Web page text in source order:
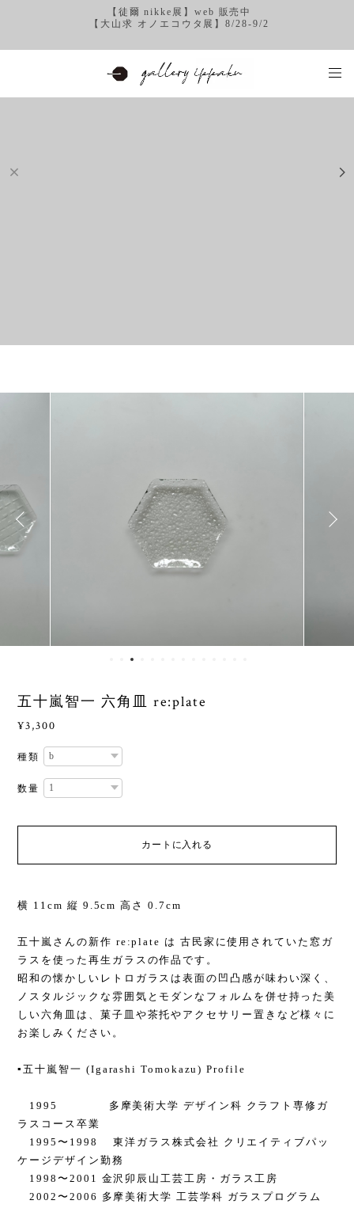
【徒爾 nikke展】web 販売中
【大山求 オノエコウタ展】8/28-9/2
五十嵐智一 六角皿 re:plate
¥3,300
種類
数量
カートに入れる
横 11cm 縦 9.5cm 高さ 0.7cm
五十嵐さんの新作 re:plate は 古民家に使用されていた窓ガ
ラスを使った再生ガラスの作品です。
昭和の懐かしいレトロガラスは表面の凹凸感が味わい深く、
ノスタルジックな雰囲気とモダンなフォルムを併せ持った美
しい六角皿は、菓子皿や茶托やアクセサリー置きなど様々に
お楽しみください。
▪️五十嵐智一 (Igarashi Tomokazu) Profile
1995 多摩美術大学 デザイン科 クラフト専修ガ
ラスコース卒業
1995〜1998 東洋ガラス株式会社 クリエイティブパッ
ケージデザイン勤務
1998〜2001 金沢卯辰山工芸工房・ガラス工房
2002〜2006 多摩美術大学 工芸学科 ガラスプログラム